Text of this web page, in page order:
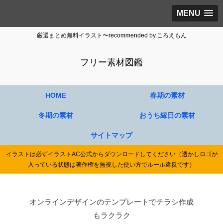
MENU
厳選まとめ無料イラスト〜recommended by.ころえもん
フリー素材図鑑
HOME 春期の素材
冬期の素材 おうち縁日の素材
サイトマップ
イラストは必ずイラストAC公式からダウンロードしてください（透かしロゴが
入っている状態は著作権を無視した使い方でルール違反です）
オンラインデザインのテンプレートでチラシ作成
もラクラク